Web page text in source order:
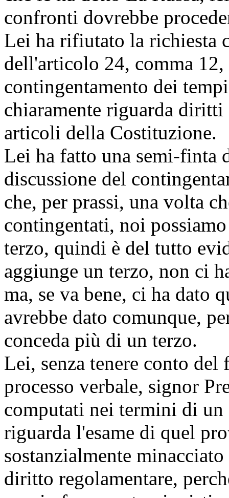
confronti dovrebbe
Lei ha rifiutato la richiesta
dell'articolo 24, comma
contingentamento dei
chiaramente riguarda
articoli della Costituzione.
Lei ha fatto una semi-finta
discussione del
che, per prassi, una volta
contingentati, noi
terzo, quindi è del tutto
aggiunge un terzo, non ci
ma, se va bene, ci ha dato
avrebbe dato comunque,
conceda più di un terzo.
Lei, senza tenere conto
processo verbale, signor
computati nei termini di un
riguarda l'esame di quel
sostanzialmente
diritto regolamentare,